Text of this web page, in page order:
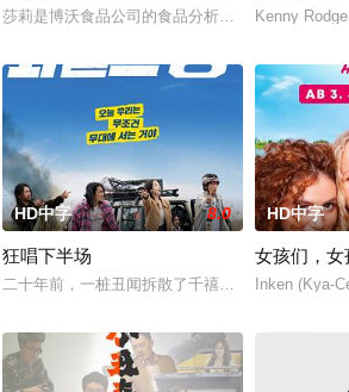
《六樓后座》拍出香港新一代的愛情面面觀，其
莎莉是博沃食品公司的食品分析师，如今陷入财
Kenny
），为利益化身“深情画家”，步步为营接近倔强
HD中字 8.0
狂唱下半场
二十年前，一桩丑闻拆散了千禧年初期当红的韩
HD中字
女孩们，女
Inken (Kya-